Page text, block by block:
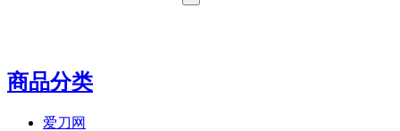
商品分类
爱刀网